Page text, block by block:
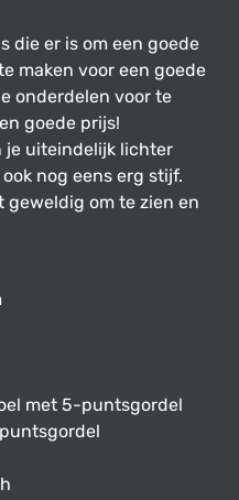
die er is om een goede
maken voor een goede
onderdelen voor te
goede prijs!
je uiteindelijk lichter
nog eens erg stijf.
geweldig om te zien en
met 5-puntsgordel